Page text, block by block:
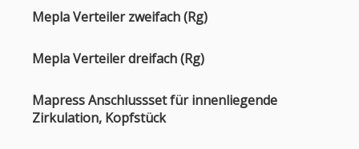
Mepla Verteiler zweifach (Rg)
Mepla Verteiler dreifach (Rg)
Mapress Anschlussset für innenliegende
Zirkulation, Kopfstück